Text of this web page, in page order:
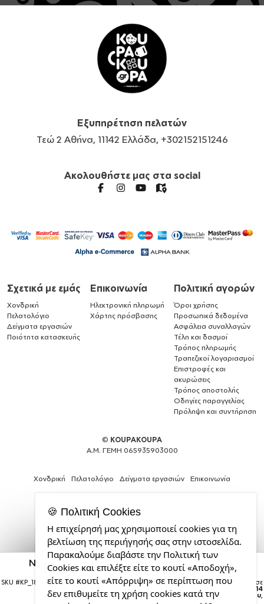
Naruto anime, Μαξιλάρι καναπέ Κόκκινο 100%
βαμβάκι, περιέχεται το γέμισμα (50x50cm)
SKU #KP_18836_pillow-50-red Η παραγγελία σας θα παραδοθεί σε
courier έως την Παρασκευή 14
Αυγούστου,
Εξυπηρέτηση πελατών
Τεώ 2 Αθήνα, 11142 Ελλάδα, +302152151246
Ακολουθήστε μας στα social
Σχετικά με εμάς
Χονδρική
Πελατολόγιο
Δείγματα εργασιών
Ποιότητα κατασκευής
Επικοινωνία
Ηλεκτρονική πληρωμή
Χάρτης πρόσβασης
Πολιτική αγορών
Όροι χρήσης
Προσωπικά δεδομένα
Ασφάλεια συναλλαγών
Τέλη και δασμοί
Τρόπος πληρωμής
Τραπεζικοί λογαριασμοί
Επιστροφές και
ακυρώσεις
Τρόπος αποστολής
Οδηγίες παραγγελίας
Πρόληψη και συντήρηση
© KOUPAKOUPA
Α.Μ. ΓΕΜΗ 065935903000
Χονδρική Πελατολόγιο Δείγματα εργασιών Επικοινωνία
Θέλεις
και
εσύ
μια
επαγγελματική
ιστοσελίδα;
από
🍪 Πολιτική Cookies
Η επιχείρησή μας χρησιμοποιεί cookies για τη
βελτίωση της περιήγησής σας στην ιστοσελίδα.
Παρακαλούμε διαβάστε την Πολιτική των
Cookies και επιλέξτε είτε το κουτί «Αποδοχή»,
είτε το κουτί «Απόρριψη» σε περίπτωση που
δεν επιθυμείτε τη χρήση cookies κατά την